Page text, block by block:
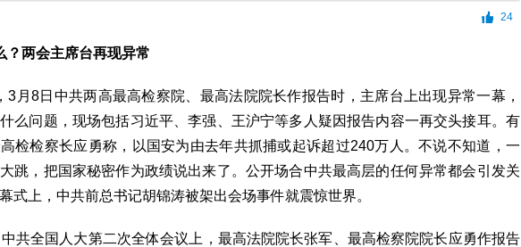
24
？两会主席台再现异常
8日中共两高最高检察院、最高法院院长作报告时，主席台上出现异常一幕，
么问题，现场包括习近平、李强、王沪宁等多人疑因报告内容一再交头接耳。有
检检察长应勇称，以国安为由去年共抓捕或起诉超过240万人。不说不知道，一
跳，把国家秘密作为政绩说出来了。公开场合中共最高层的任何异常都会引发关
式上，中共前总书记胡锦涛被架出会场事件就震惊世界。
全国人大第二次全体会议上，最高法院院长张军、最高检察院院长应勇作报告